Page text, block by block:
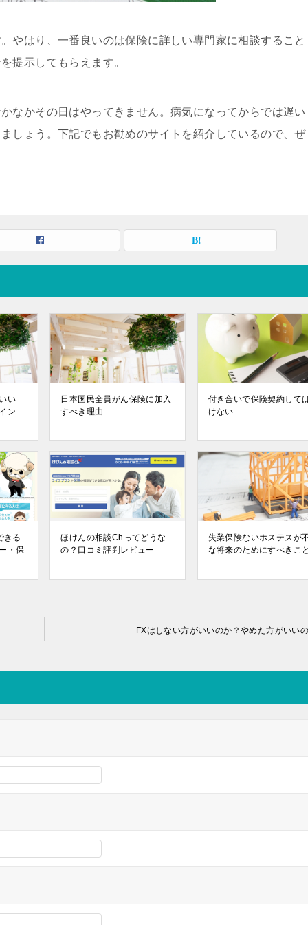
やはり、一番良いのは保険に詳しい専門家に相談すること
提示してもらえます。
なかその日はやってきません。病気になってからでは遅い
しょう。下記でもお勧めのサイトを紹介しているので、ぜ
い
ン
日本国民全員がん保険に加入
すべき理由
付き合いで保険契約して
けない
きる
・保
ほけんの相談Chってどうな
の？口コミ評判レビュー
失業保険ないホステスが
な将来のためにすべきこ
FXはしない方がいいのか？やめた方がいい